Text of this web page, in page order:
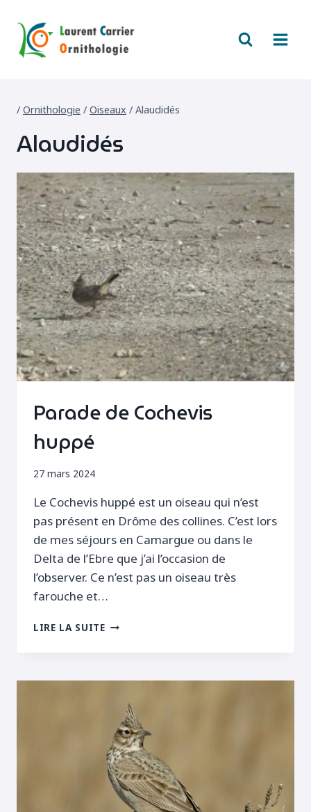
contenu
/ Ornithologie / Oiseaux / Alaudidés
Alaudidés
Parade de Cochevis
huppé
27 mars 2024
Le Cochevis huppé est un oiseau qui n’est
pas présent en Drôme des collines. C’est lors
de mes séjours en Camargue ou dans le
Delta de l’Ebre que j’ai l’occasion de
l’observer. Ce n’est pas un oiseau très
farouche et…
LIRE LA SUITEPARADE